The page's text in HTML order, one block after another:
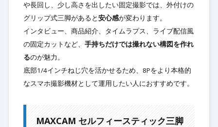
や長回し、少し高さを出したい固定撮影では、外付けの
グリップ式三脚があると安心感が変わります。
インタビュー、商品紹介、タイムラプス、ライブ配信風
の固定カットなど、 手持ちだけでは撮れない構図を作れ
るのが魅力。
底部1/4インチねじ穴を活かせるため、8Pをより本格的
なスマホ撮影機材として運用したい人におすすめです。
MAXCAM セルフィースティック三脚